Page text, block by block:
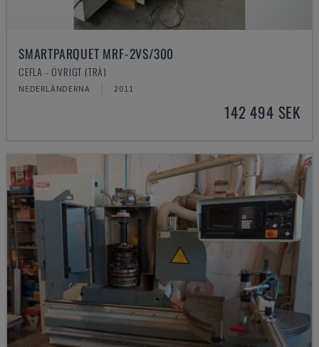
SMARTPARQUET MRF-2VS/300
CEFLA - ÖVRIGT (TRÄ)
NEDERLÄNDERNA 2011
142 494 SEK